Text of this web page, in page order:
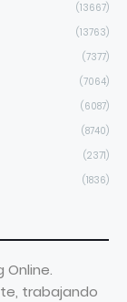
(13667)
(13763)
(7377)
(7064)
(6087)
(8740)
(2371)
(1836)
Online.
trabajando